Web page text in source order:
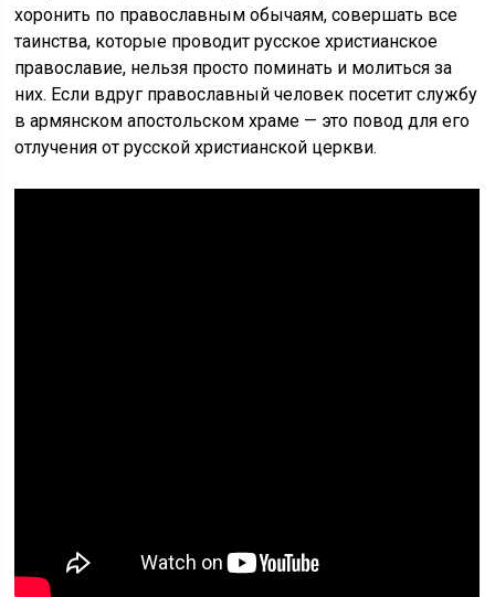
хоронить по православным обычаям, совершать все
таинства, которые проводит русское христианское
православие, нельзя просто поминать и молиться за
них. Если вдруг православный человек посетит службу
в армянском апостольском храме — это повод для его
отлучения от русской христианской церкви.